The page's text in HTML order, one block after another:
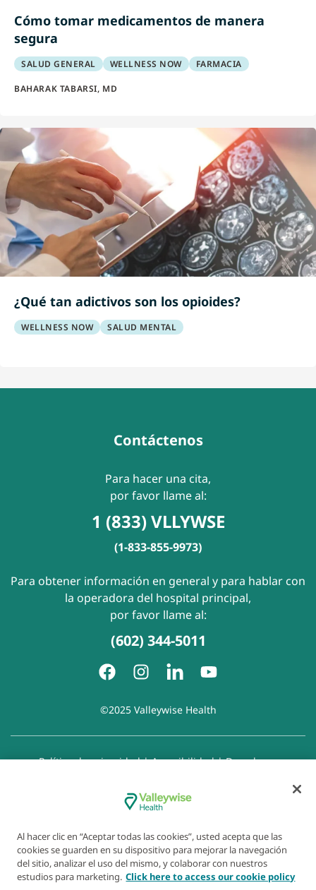
Cómo tomar medicamentos de manera
segura
SALUD GENERAL WELLNESS NOW FARMACIA
BAHARAK TABARSI, MD
¿Qué tan adictivos son los opioides?
WELLNESS NOW SALUD MENTAL
Contáctenos
Para hacer una cita,
por favor llame al:
1 (833) VLLYWSE
(1-833-855-9973)
Para obtener información en general y para hablar con
la operadora del hospital principal,
por favor llame al:
(602) 344-5011
©2025 Valleywise Health
Política de privacidad|Accesibilidad|Derechos y
Aviso de Prohibición de la Discriminación
Exención de responsabilidad con respecto a sitios web
Al hacer clic en “Aceptar todas las cookies”, usted acepta que las
cookies se guarden en su dispositivo para mejorar la navegación
del sitio, analizar el uso del mismo, y colaborar con nuestros
estudios para marketing. Click here to access our cookie policy